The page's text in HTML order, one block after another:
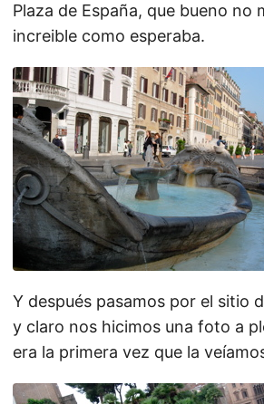
Plaza de España, que bueno no
increible como esperaba.
Y después pasamos por el sitio
y claro nos hicimos una foto a
era la primera vez que la